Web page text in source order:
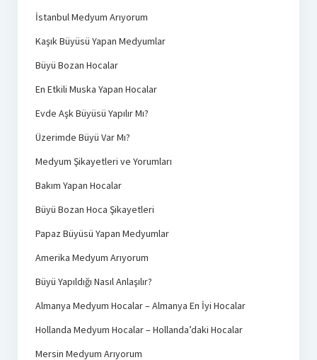
İstanbul Medyum Arıyorum
Kaşık Büyüsü Yapan Medyumlar
Büyü Bozan Hocalar
En Etkili Muska Yapan Hocalar
Evde Aşk Büyüsü Yapılır Mı?
Üzerimde Büyü Var Mı?
Medyum Şikayetleri ve Yorumları
Bakım Yapan Hocalar
Büyü Bozan Hoca Şikayetleri
Papaz Büyüsü Yapan Medyumlar
Amerika Medyum Arıyorum
Büyü Yapıldığı Nasıl Anlaşılır?
Almanya Medyum Hocalar – Almanya En İyi Hocalar
Hollanda Medyum Hocalar – Hollanda’daki Hocalar
Mersin Medyum Arıyorum